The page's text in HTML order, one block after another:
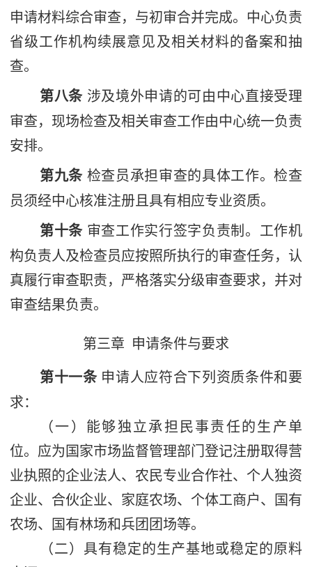
申请材料综合审查，与初审合并完成。中心负责
省级工作机构续展意见及相关材料的备案和抽
查。
第八条 涉及境外申请的可由中心直接受理
审查，现场检查及相关审查工作由中心统一负责
安排。
第九条 检查员承担审查的具体工作。检查
员须经中心核准注册且具有相应专业资质。
第十条 审查工作实行签字负责制。工作机
构负责人及检查员应按照所执行的审查任务，认
真履行审查职责，严格落实分级审查要求，并对
审查结果负责。
第三章 申请条件与要求
第十一条 申请人应符合下列资质条件和要
求：
（一）能够独立承担民事责任的生产单
位。应为国家市场监督管理部门登记注册取得营
业执照的企业法人、农民专业合作社、个人独资
企业、合伙企业、家庭农场、个体工商户、国有
农场、国有林场和兵团团场等。
（二） 具有稳定的生产基地或稳定的原料